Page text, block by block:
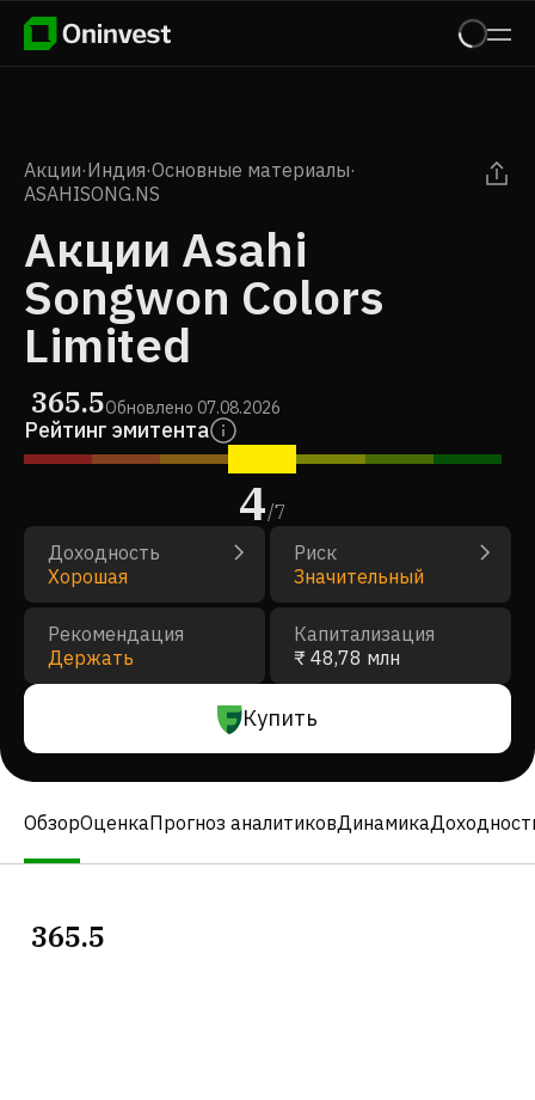
Акции·Индия·Основные материалы·
ASAHISONG.NS
Акции Asahi
Songwon Colors
Limited
365.5Обновлено 07.08.2026
Рейтинг эмитента
4/7
Доходность
Хорошая
Риск
Значительный
Рекомендация
Держать
Капитализация
₹ 48,78 млн
Купить
ОбзорОценкаПрогноз аналитиковДинамика
365.5